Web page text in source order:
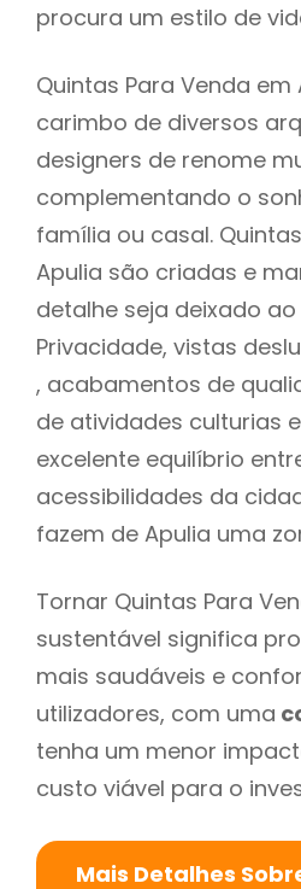
procura um estilo de
Quintas Para Venda em
carimbo de diversos
designers de renome
complementando o
família ou casal.
Apulia são criadas e
detalhe seja deixado
Privacidade, vistas
, acabamentos de
de atividades culturias
excelente equilíbrio
acessibilidades da
fazem de Apulia uma
Tornar Quintas Para
sustentável significa
mais saudáveis e
utilizadores, com uma
tenha um menor
custo viável para o
Mais Detalhes